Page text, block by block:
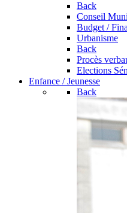
Back
Conseil
Budget /
Urbanisme
Back
Procès
Elections
Enfance / Jeunesse
Back